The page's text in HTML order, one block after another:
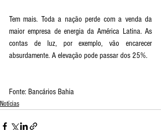
Tem mais. Toda a nação perde com a venda da
maior empresa de energia da América Latina. As
contas de luz, por exemplo, vão encarecer
absurdamente. A elevação pode passar dos 25%.
Fonte: Bancários Bahia
Notícias